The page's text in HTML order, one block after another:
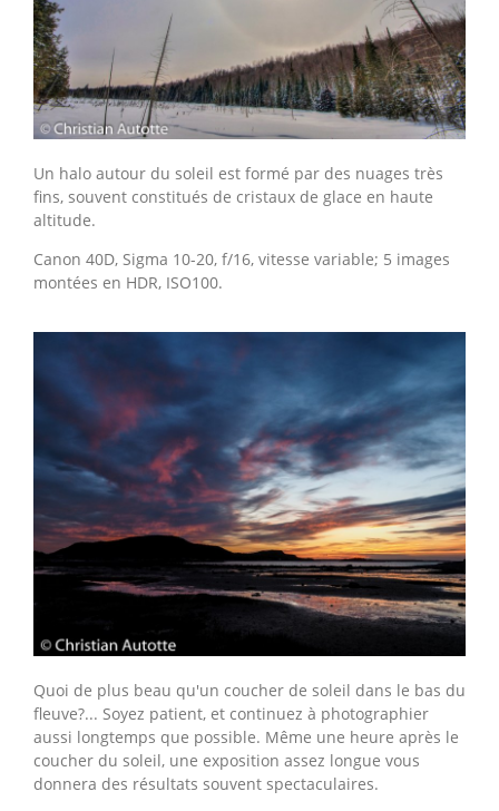
Un halo autour du soleil est formé par des nuages très
fins, souvent constitués de cristaux de glace en haute
altitude.
Canon 40D, Sigma 10-20, f/16, vitesse variable; 5 images
montées en HDR, ISO100.
Quoi de plus beau qu'un coucher de soleil dans le bas du
fleuve?... Soyez patient, et continuez à photographier
aussi longtemps que possible. Même une heure après le
coucher du soleil, une exposition assez longue vous
donnera des résultats souvent spectaculaires.